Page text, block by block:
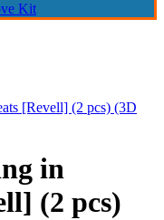
Kit
[Revell] (2 pcs) (3D
in
(2 pcs)